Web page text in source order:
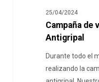
25/04/2024
Campaña de
Antigripal
Durante todo el
realizando la